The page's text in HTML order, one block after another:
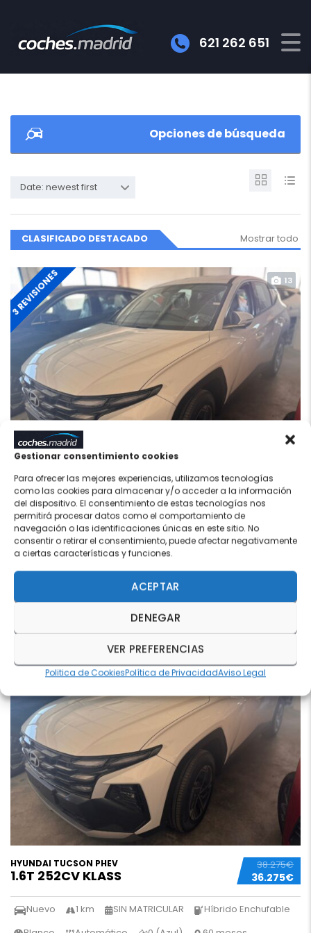
Gestionar consentimiento cookies
Para ofrecer las mejores experiencias, utilizamos tecnologías
como las cookies para almacenar y/o acceder a la información
del dispositivo. El consentimiento de estas tecnologías nos
permitirá procesar datos como el comportamiento de
navegación o las identificaciones únicas en este sitio. No
consentir o retirar el consentimiento, puede afectar negativamente
a ciertas características y funciones.
ACEPTAR
DENEGAR
VER PREFERENCIAS
Politica de CookiesPolítica de PrivacidadAviso Legal
621 262 651
Opciones de búsqueda
Date: newest first
CLASIFICADO DESTACADO Mostrar todo
3 REVISIONES 13
38.275€
HYUNDAI TUCSON PHEV
1.6T 252CV KLASS
Nuevo 1 km SIN MATRICULAR
Híbrido Enchufable
Blanco
Automático 0 (Azul) 60 meses
3 REVISIONES
38.275€
36.275€
HYUNDAI TUCSON PHEV
1.6T 252CV KLASS
Nuevo 1 km SIN MATRICULAR
Híbrido Enchufable